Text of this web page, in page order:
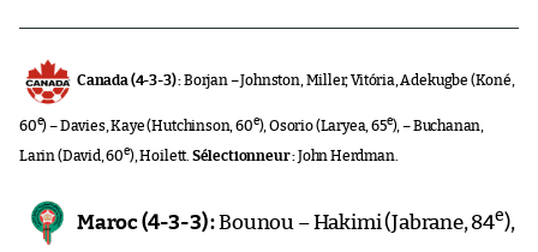
Canada (4-3-3) :Borjan – Johnston, Miller, Vitória, Adekugbe (Koné,
60e) – Davies, Kaye (Hutchinson, 60e), Osorio (Laryea, 65e), – Buchanan,
Larin (David, 60e), Hoilett. Sélectionneur :John Herdman.
Maroc (4-3-3) :Bounou – Hakimi (Jabrane, 84e),